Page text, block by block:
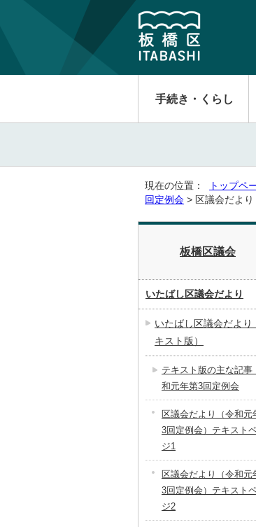
手続き・くらし
現在の位置： トップペ
回定例会 > 区議会だよ
板橋区議会
いたばし区議会だより
いたばし区議会だより
キスト版）
テキスト版の主な記
和元年第3回定例会
区議会だより（令和元
3回定例会）テキスト
ジ1
区議会だより（令和元
3回定例会）テキスト
ジ2